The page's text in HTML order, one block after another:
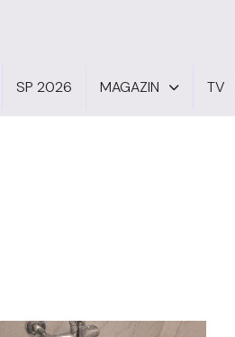
SP 2026 MAGAZIN TV